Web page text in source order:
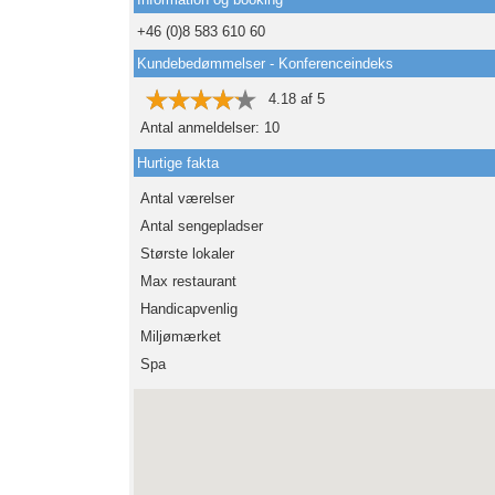
+46 (0)8 583 610 60
Kundebedømmelser - Konferenceindeks
4.18 af 5
Antal anmeldelser: 10
Hurtige fakta
Antal værelser
Antal sengepladser
Største lokaler
Max restaurant
Handicapvenlig
Miljømærket
Spa